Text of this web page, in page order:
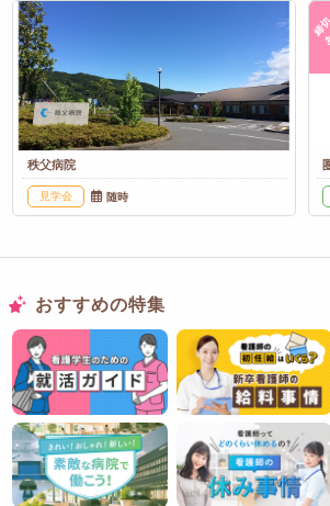
秩父病院
見学会 随時
締
おすすめの特集